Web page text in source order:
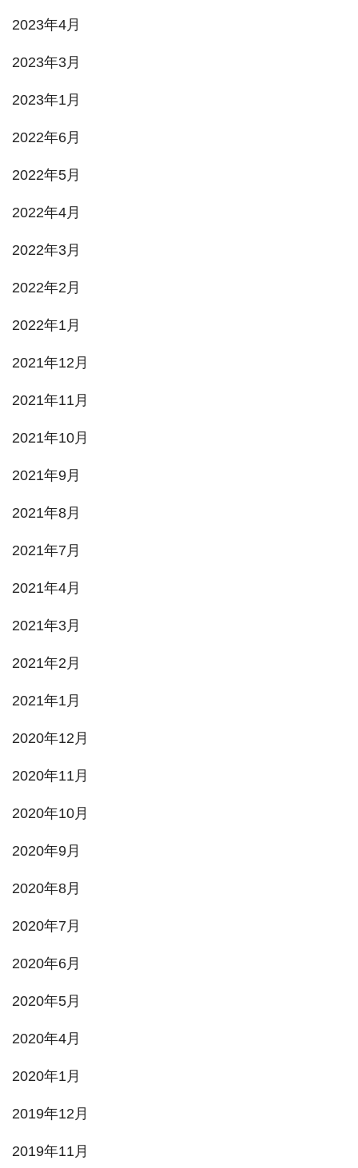
2023年4月
2023年3月
2023年1月
2022年6月
2022年5月
2022年4月
2022年3月
2022年2月
2022年1月
2021年12月
2021年11月
2021年10月
2021年9月
2021年8月
2021年7月
2021年4月
2021年3月
2021年2月
2021年1月
2020年12月
2020年11月
2020年10月
2020年9月
2020年8月
2020年7月
2020年6月
2020年5月
2020年4月
2020年1月
2019年12月
2019年11月